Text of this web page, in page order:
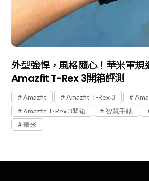
外型強悍，風格隨心！華米軍規
Amazfit T-Rex 3開箱評測
Amazfit Amazfit T-Rex 3
Amazfit T-Rex 3開箱
智慧手錶
華米